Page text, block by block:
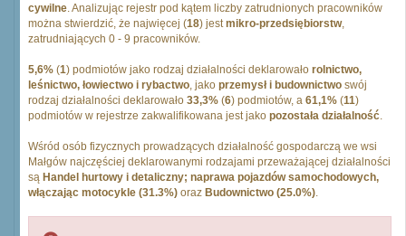
cywilne. Analizując rejestr pod kątem liczby zatrudnionych pracowników
można stwierdzić, że najwięcej (18) jestmikro-przedsiębiorstw,
zatrudniających 0 - 9 pracowników.
5,6% (1) podmiotów jako rodzaj działalności deklarowało rolnictwo,
leśnictwo, łowiectwo i rybactwo, jako przemysł i budownictwo swój
rodzaj działalności deklarowało 33,3% (6) podmiotów, a 61,1% (11)
podmiotów w rejestrze zakwalifikowana jest jako pozostała działalność.
Wśród osób fizycznych prowadzących działalność gospodarczą we wsi
Małgów najczęściej deklarowanymi rodzajami przeważającej działalności
są Handel hurtowy i detaliczny; naprawa pojazdów samochodowych,
włączając motocykle (31.3%) oraz Budownictwo (25.0%).